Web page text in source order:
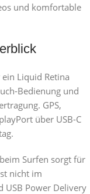
und komfortable
Liquid Retina
Bedienung und
GPS,
über USB-C
Surfen sorgt für
nicht im
USB Power Delivery